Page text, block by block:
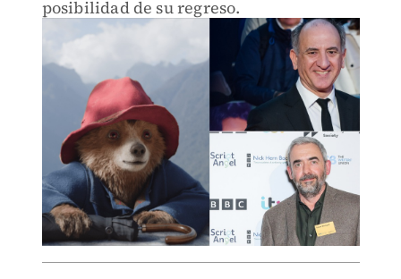
posibilidad de su regreso.